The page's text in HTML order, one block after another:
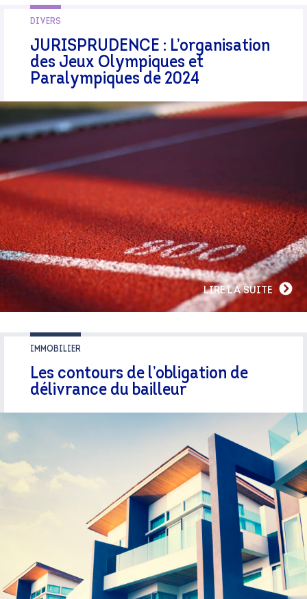
DIVERS
JURISPRUDENCE : L’organisation
des Jeux Olympiques et
Paralympiques de 2024
LIRE LA SUITE
IMMOBILIER
Les contours de l’obligation de
délivrance du bailleur